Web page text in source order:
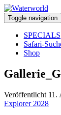
Toggle navigation
SPECIALS
Safari-
Shop
Veröffentlicht 11.
Explorer 2028